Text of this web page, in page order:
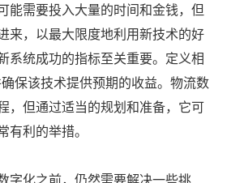
能需要投入大量的时间和金钱，但
来，以最大限度地利用新技术的好
系统成功的指标至关重要。定义相
保该技术提供预期的收益。物流数
，但通过适当的规划和准备，它可
有利的举措。